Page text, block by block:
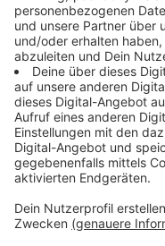
seinem Hauptsitz an
Niederlassungen in
Es vertreibt etwa
Betrieb ist seit über
in der dritten
Insolvenzverwalterin
es zum vollständigen
Anzeige